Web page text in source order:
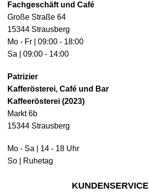
Fachgeschäft und Café
Große Straße 64
15344 Strausberg
Mo - Fr | 09:00 - 18:00
Sa | 09:00 - 14:00
Patrizier
Kafferösterei, Café und Bar
Kaffeerösterei (2023)
Markt 6b
15344 Strausberg
Mo - Sa | 14 - 18 Uhr
So | Ruhetag
KUNDENSERVICE